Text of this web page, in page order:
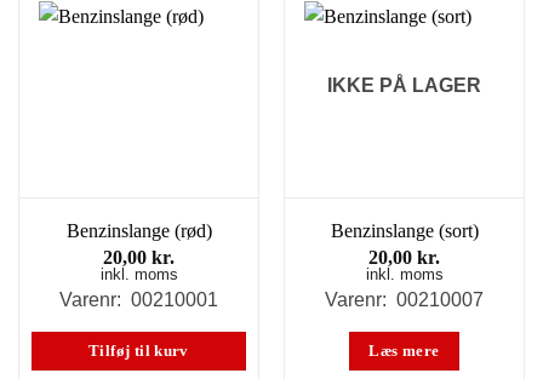
Benzinslange (rød)
20,00 kr.
inkl. moms
Varenr: 00210001
Tilføj til kurv
IKKE PÅ LAGER
Benzinslange (sort)
20,00 kr.
inkl. moms
Varenr: 00210007
Læs mere